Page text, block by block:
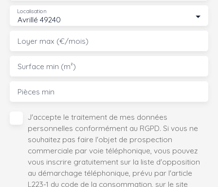
Avrillé 49240
Localisation
Loyer max (€/mois)
Surface min (m²)
Pièces min
J'accepte le traitement de mes données
personnelles conformément au RGPD. Si vous ne
souhaitez pas faire l'objet de prospection
commerciale par voie téléphonique, vous pouvez
vous inscrire gratuitement sur la liste d'opposition
au démarchage téléphonique, prévu par l'article
L223-1 du code de la consommation, sur le site